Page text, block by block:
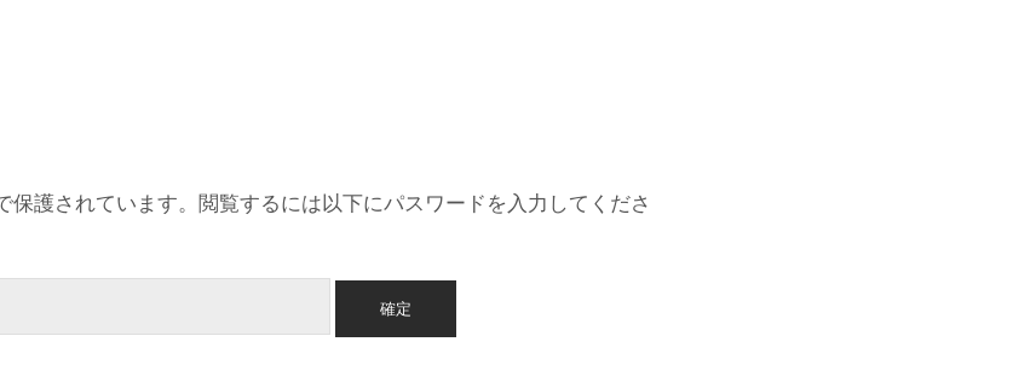
保護されています。閲覧するには以下にパスワードを入力してくださ